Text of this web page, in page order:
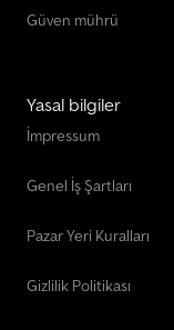
Güven mührü
Yasal bilgiler
İmpressum
Genel İş Şartları
Pazar Yeri Kuralları
Gizlilik Politikası